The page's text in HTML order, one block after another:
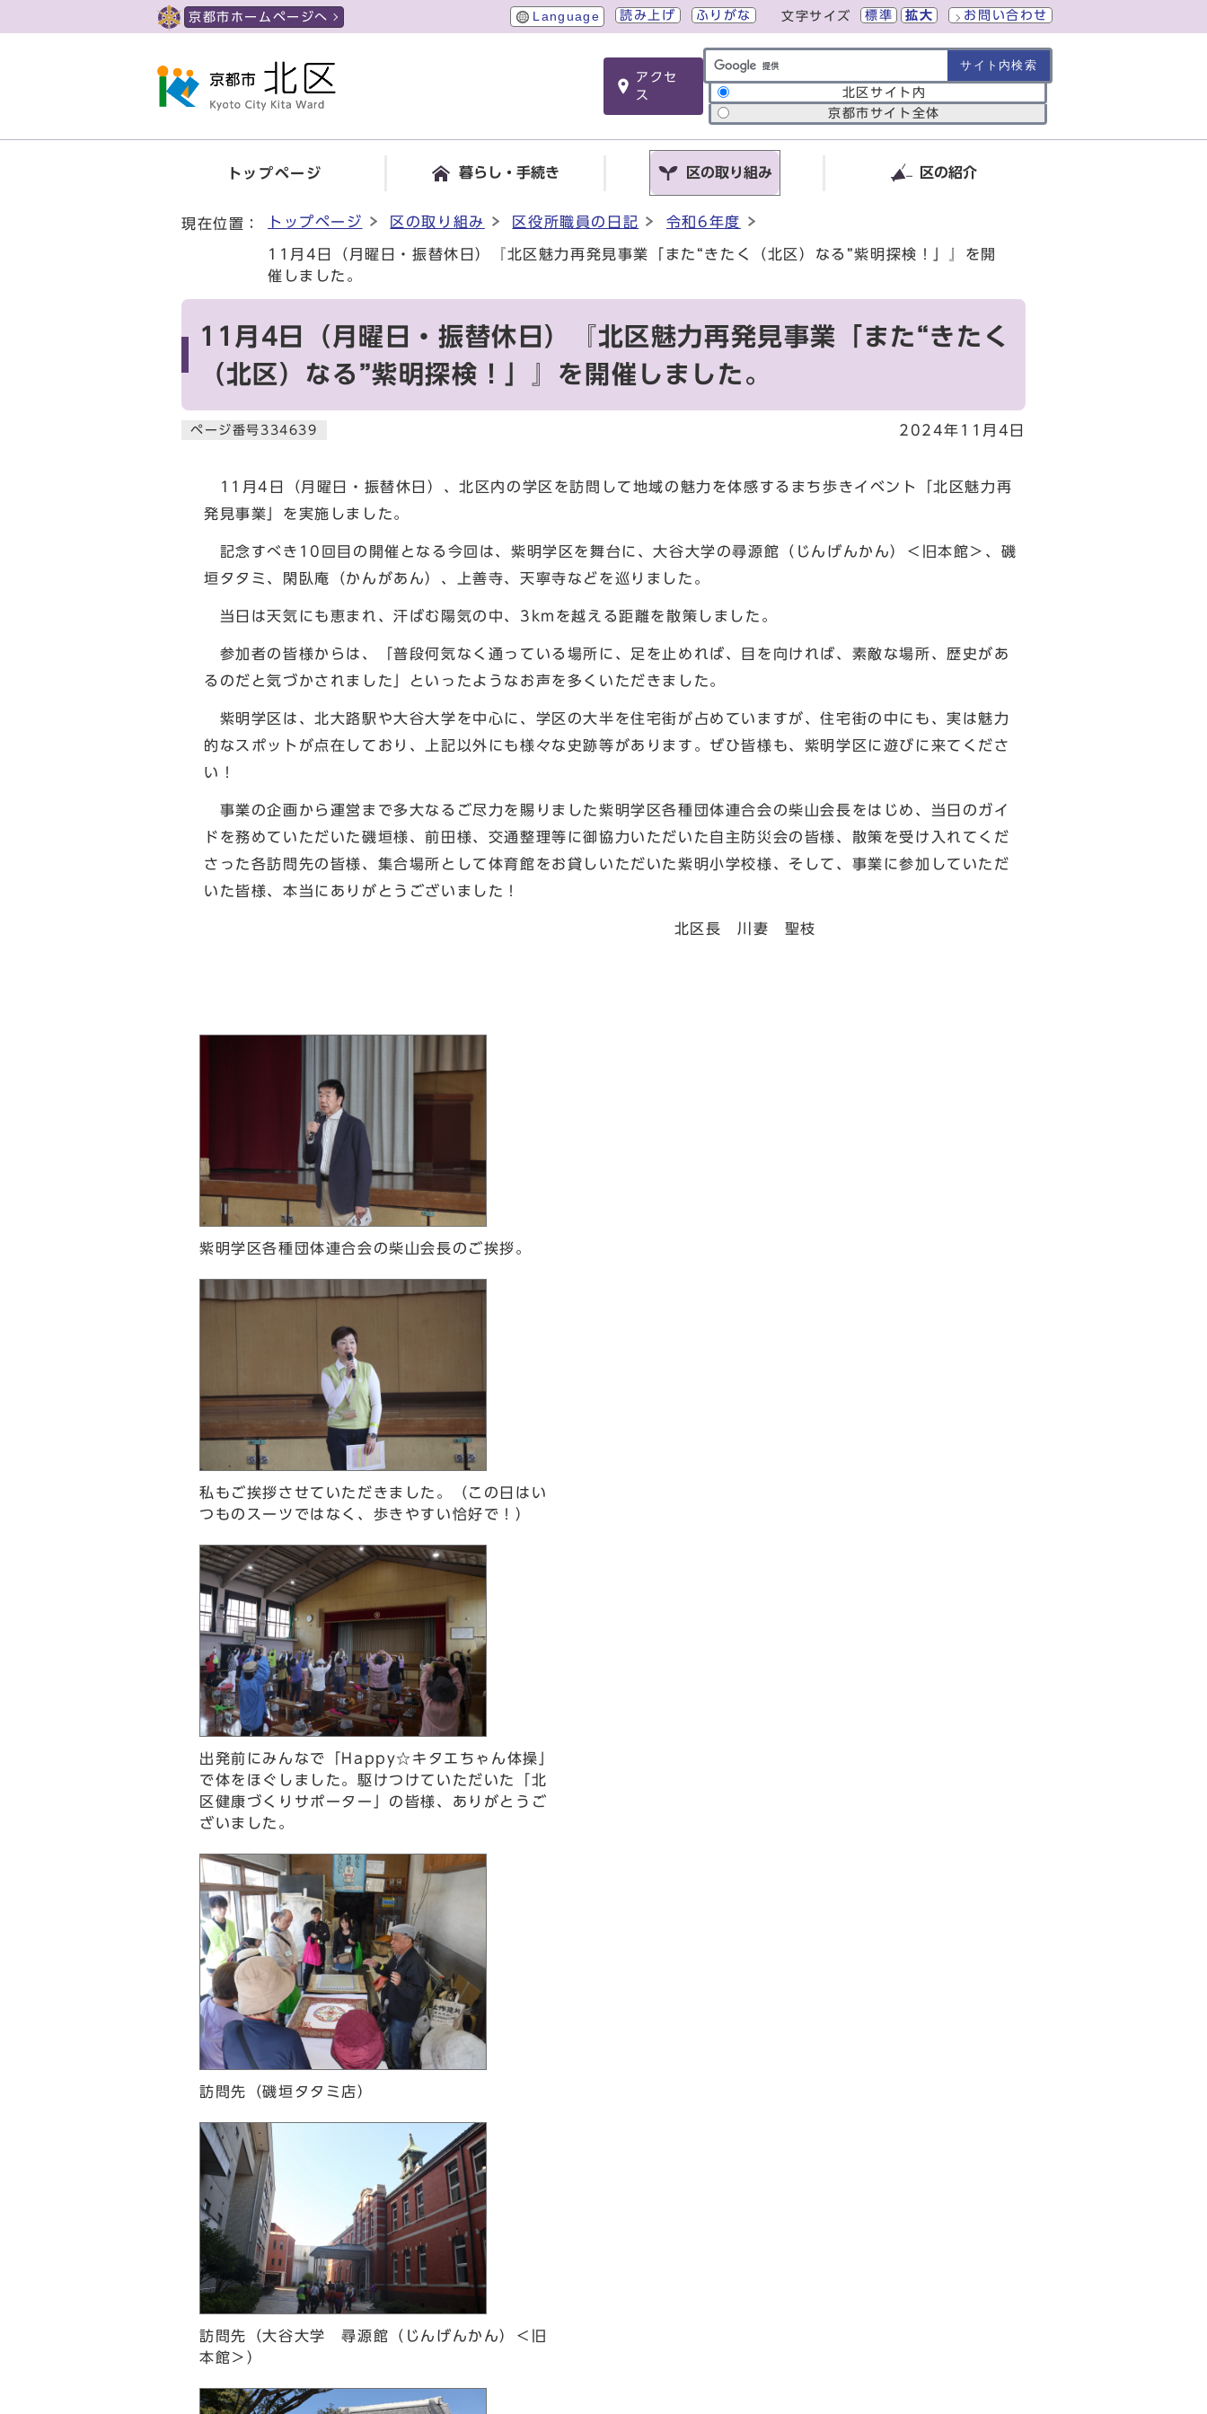
京都市ホームページへ Language 読み上げ ふりがな 文字サイズ 標準 拡大 お問い合わせ
アクセ
ス
サイト内検索の範囲
北区サイト内
京都市サイト全体
トップページ 暮らし・手続き 区の取り組み 区の紹介
現在位置： トップページ 区の取り組み 区役所職員の日記 令和6年度
11月4日（月曜日・振替休日）『北区魅力再発見事業「また“きたく（北区）なる”紫明探検！」』を開
催しました。
11月4日（月曜日・振替休日）『北区魅力再発見事業「また“きたく
（北区）なる”紫明探検！」』を開催しました。
ページ番号334639 2024年11月4日
11月4日（月曜日・振替休日）、北区内の学区を訪問して地域の魅力を体感するまち歩きイベント「北区魅力再
発見事業」を実施しました。
記念すべき10回目の開催となる今回は、紫明学区を舞台に、大谷大学の尋源館（じんげんかん）＜旧本館＞、磯
垣タタミ、閑臥庵（かんがあん）、上善寺、天寧寺などを巡りました。
当日は天気にも恵まれ、汗ばむ陽気の中、3kmを越える距離を散策しました。
参加者の皆様からは、「普段何気なく通っている場所に、足を止めれば、目を向ければ、素敵な場所、歴史があ
るのだと気づかされました」といったようなお声を多くいただきました。
紫明学区は、北大路駅や大谷大学を中心に、学区の大半を住宅街が占めていますが、住宅街の中にも、実は魅力
的なスポットが点在しており、上記以外にも様々な史跡等があります。ぜひ皆様も、紫明学区に遊びに来てくださ
い！
事業の企画から運営まで多大なるご尽力を賜りました紫明学区各種団体連合会の柴山会長をはじめ、当日のガイ
ドを務めていただいた磯垣様、前田様、交通整理等に御協力いただいた自主防災会の皆様、散策を受け入れてくだ
さった各訪問先の皆様、集合場所として体育館をお貸しいただいた紫明小学校様、そして、事業に参加していただ
いた皆様、本当にありがとうございました！
北区長 川妻 聖枝
紫明学区各種団体連合会の柴山会長のご挨拶。
私もご挨拶させていただきました。（この日はい
つものスーツではなく、歩きやすい恰好で！）
出発前にみんなで「Happy☆キタエちゃん体操」
で体をほぐしました。駆けつけていただいた「北
区健康づくりサポーター」の皆様、ありがとうご
ざいました。
訪問先（磯垣タタミ店）
訪問先（大谷大学 尋源館（じんげんかん）＜旧
本館＞）